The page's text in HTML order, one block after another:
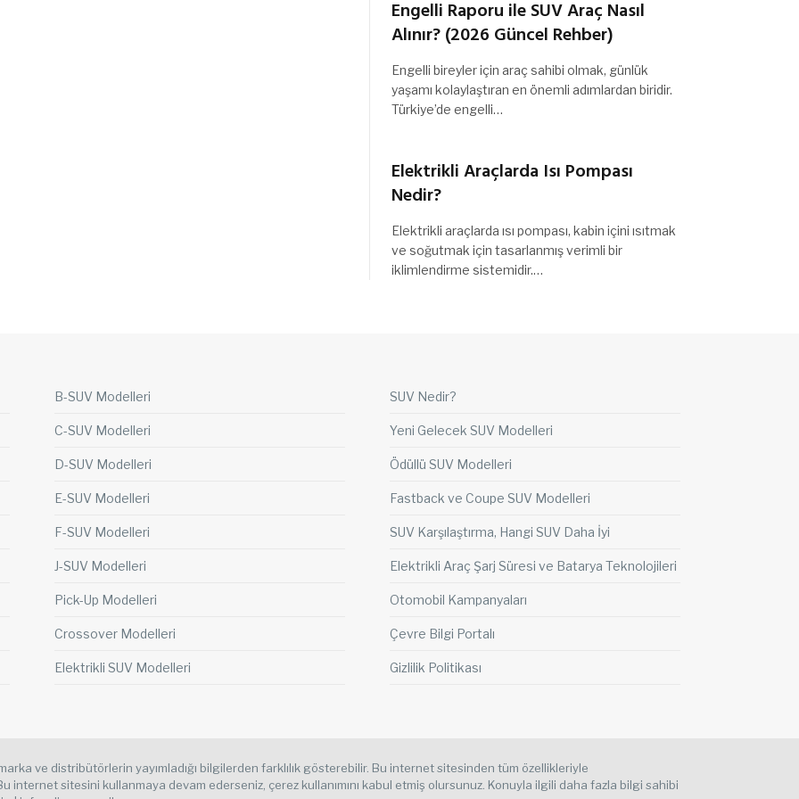
Engelli Raporu ile SUV Araç Nasıl
Alınır? (2026 Güncel Rehber)
Engelli bireyler için araç sahibi olmak, günlük
yaşamı kolaylaştıran en önemli adımlardan biridir.
Türkiye’de engelli…
Elektrikli Araçlarda Isı Pompası
Nedir?
Elektrikli araçlarda ısı pompası, kabin içini ısıtmak
ve soğutmak için tasarlanmış verimli bir
iklimlendirme sistemidir.…
B-SUV Modelleri
C-SUV Modelleri
D-SUV Modelleri
E-SUV Modelleri
F-SUV Modelleri
J-SUV Modelleri
Pick-Up Modelleri
Crossover Modelleri
Elektrikli SUV Modelleri
SUV Nedir?
Yeni Gelecek SUV Modelleri
Ödüllü SUV Modelleri
Fastback ve Coupe SUV Modelleri
SUV Karşılaştırma, Hangi SUV Daha İyi
Elektrikli Araç Şarj Süresi ve Batarya Teknolojileri
Otomobil Kampanyaları
Çevre Bilgi Portalı
Gizlilik Politikası
ve distribütörlerin yayımladığı bilgilerden farklılık gösterebilir. Bu internet sitesinden tüm özellikleriyle
internet sitesini kullanmaya devam ederseniz, çerez kullanımını kabul etmiş olursunuz. Konuyla ilgili daha fazla bilgi sahibi